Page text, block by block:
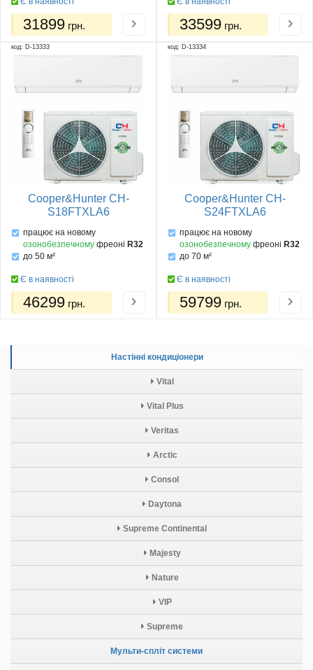
Настінні кондиціонери
Vital
Vital Plus
Veritas
Arctic
Consol
Daytona
Supreme Continental
Majesty
Nature
VIP
Supreme
Мульти-спліт системи
31899 грн. 33599 грн.
код: D-13333
Cooper&Hunter CH-
S18FTXLA6
працює на новому
озонобезпечномуфреоні R32
до 50 м²
Є в наявності
46299 грн.
код: D-13334
Cooper&Hunter CH-
S24FTXLA6
працює на новому
озонобезпечномуфреоні R32
до 70 м²
Є в наявності
59799 грн.